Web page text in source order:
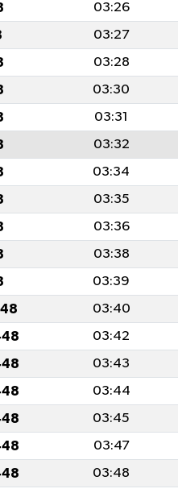
03:26
03:27
03:28
03:30
03:31
03:32
03:34
03:35
03:36
03:38
03:39
03:40
03:42
03:43
03:44
03:45
03:47
03:48